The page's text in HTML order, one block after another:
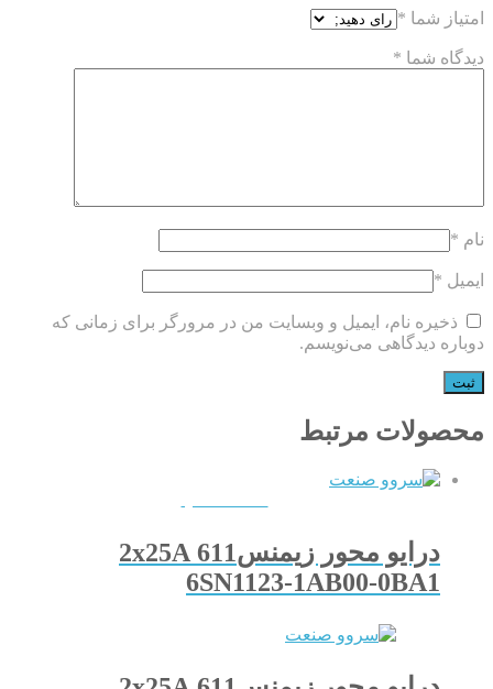
امتیاز شما *
دیدگاه شما *
نام *
ایمیل *
ذخیره نام، ایمیل و وبسایت من در مرورگر برای زمانی که
دوباره دیدگاهی می‌نویسم.
محصولات مرتبط
درایو محور زیمنس611 2x25A
6SN1123-1AB00-0BA1